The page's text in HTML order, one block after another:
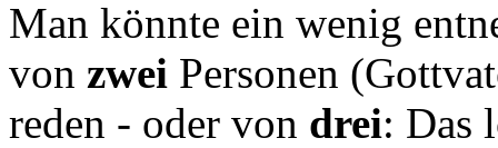
Man könnte ein wenig
von zwei Personen
reden - oder von drei: Das